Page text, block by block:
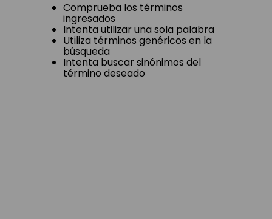
Comprueba los términos
ingresados
Intenta utilizar una sola palabra
Utiliza términos genéricos en la
búsqueda
Intenta buscar sinónimos del
término deseado